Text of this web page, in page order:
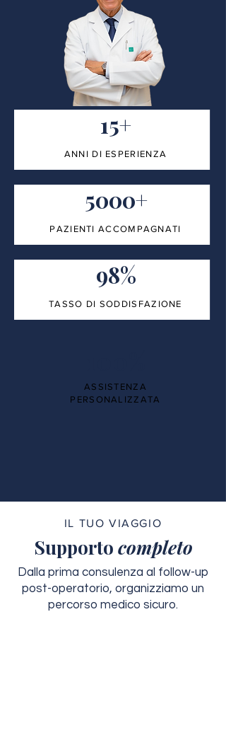
15+
ANNI DI ESPERIENZA
5000+
PAZIENTI ACCOMPAGNATI
98%
TASSO DI SODDISFAZIONE
ASSISTENZA
PERSONALIZZATA
IL TUO VIAGGIO
Supporto completo
Dalla prima consulenza al follow-up
post-operatorio, organizziamo un
percorso medico sicuro.